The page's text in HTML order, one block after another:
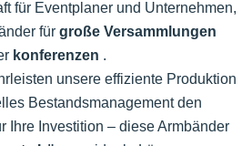
für Eventplaner und Unternehmen,
für große Versammlungen
konferenzen .
unsere effiziente Produktion
Bestandsmanagement den
Ihre Investition – diese Armbänder